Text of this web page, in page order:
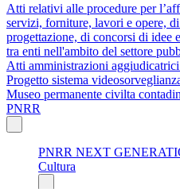
Atti relativi alle procedure per
servizi, forniture, lavori e opere,
progettazione, di concorsi di idee
tra enti nell'ambito del settore
Atti amministrazioni
Progetto sistema
Museo permanente civilta
PNRR
PNRR NEXT
Cultura